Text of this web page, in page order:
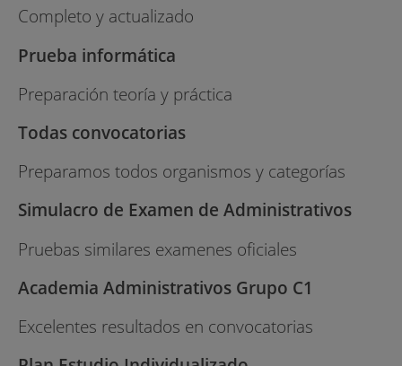
Completo y actualizado
Prueba informática
Preparación teoría y práctica
Todas convocatorias
Preparamos todos organismos y categorías
Simulacro de Examen de Administrativos
Pruebas similares examenes oficiales
Academia Administrativos Grupo C1
Excelentes resultados en convocatorias